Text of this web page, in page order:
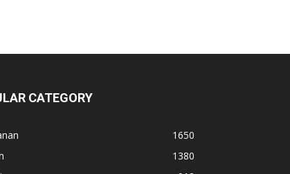
CATEGORY
1650
1380